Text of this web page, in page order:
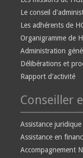
Le conseil
Les adhérents de
Organigramme de
Administration
Délibérations et
Rapport d'activité
Conseiller
Assistance juridique
Assistance en
Accompagnement